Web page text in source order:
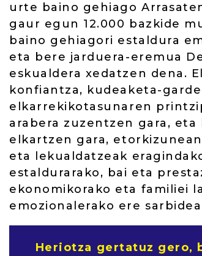
urte baino gehiago
gaur egun 12.000 bazkide
baino gehiagori estaldura
eta bere jarduera-eremua
eskualdera xedatzen dena.
konfiantza, kudeaketa-
elkarrekikotasunaren
arabera zuzentzen gara,
elkartzen gara,
eta lekualdatzeak
estaldurarako, bai eta
ekonomikorako eta familiei
emozionalerako ere
Heriotza gertatuz gero,